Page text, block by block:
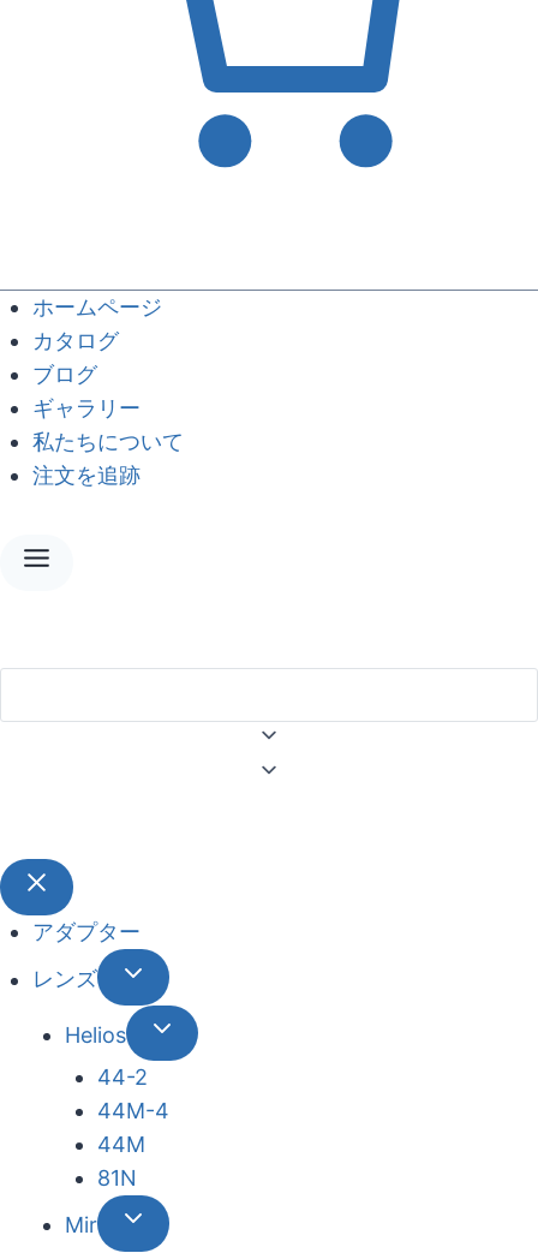
ホームページ
カタログ
ブログ
ギャラリー
私たちについて
注文を追跡
アダプター
レンズ
Helios
44-2
44М-4
44М
81N
Mir